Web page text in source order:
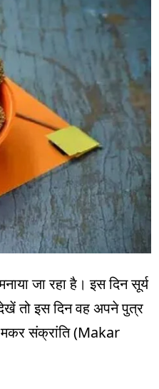
जा रहा है। इस दिन सूर्य
तो इस दिन वह अपने पुत्र
संक्रांति (Makar